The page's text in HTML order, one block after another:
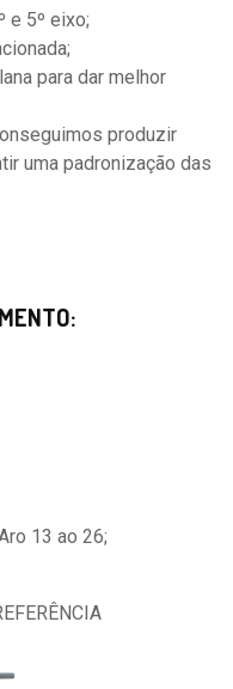
e 5º eixo;
para dar melhor
produzir
uma padronização das
13 ao 26;